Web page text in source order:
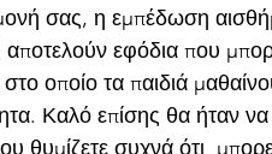
σας, η εμπέδωση
αποτελούν εφόδια που
οποίο τα παιδιά
Καλό επίσης θα ήταν να
θυμίζετε συχνά ότι